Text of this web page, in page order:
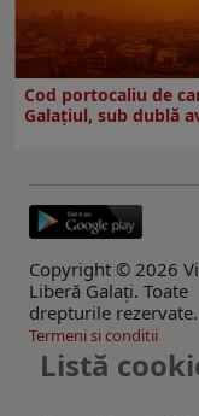
Cod portocaliu de
Galațiul, sub dublă
Copyright © 2026
Liberă Galaţi. Toate
drepturile rezervate.
Termeni si conditii
Listă